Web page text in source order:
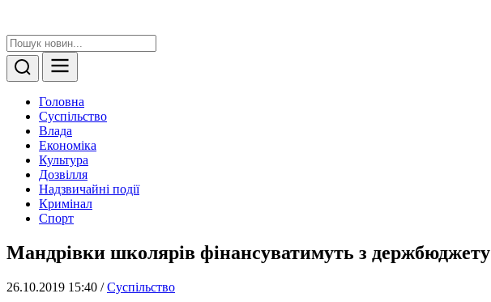
Головна
Суспільство
Влада
Економіка
Культура
Дозвілля
Надзвичайні події
Кримінал
Спорт
Мандрівки школярів фінансуватимуть з держбюджету
26.10.2019 15:40 /Суспільство